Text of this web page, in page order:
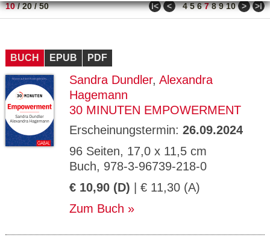
10/20/50 ǀ< < 4 5 6 7 8 9 10 > >ǀ
BUCH EPUB PDF
Sandra Dundler, Alexandra
Hagemann
30 MINUTEN EMPOWERMENT
Erscheinungstermin: 26.09.2024
96 Seiten, 17,0 x 11,5 cm
Buch, 978-3-96739-218-0
€ 10,90 (D) | € 11,30 (A)
Zum Buch
Name Zweck
Ty
ESSION
_ID
verlag.
de
Session verwendet
GV_CO
OKIES
gabal-
verlag.
Speichert den Zustimmungsstatus des
Benutzers für Cookies auf der aktuellen
Domäne.